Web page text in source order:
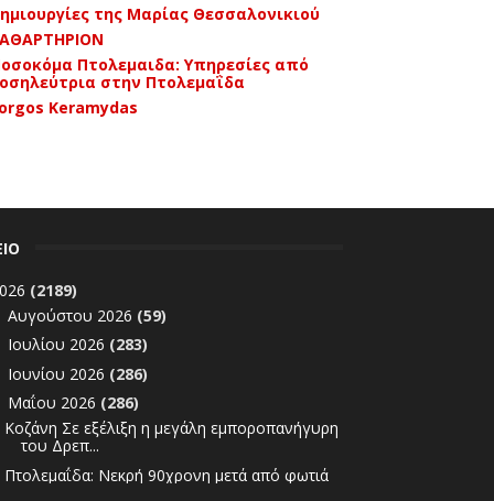
της Μαρίας Θεσσαλονικιού
Πτολεμαιδα: Υπηρεσίες από
στην Πτολεμαΐδα
Keramydas
(2189)
Αυγούστου 2026 (59)
Ιουλίου 2026 (283)
Ιουνίου 2026 (286)
Μαΐου 2026 (286)
Κοζάνη Σε εξέλιξη η μεγάλη εμποροπανήγυρη
του Δρεπ...
Πτολεμαΐδα: Νεκρή 90χρονη μετά από φωτιά